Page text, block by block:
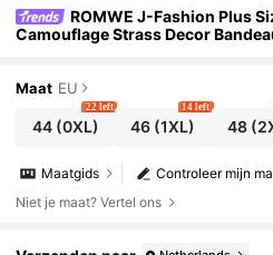
ROMWE J-Fashion Plus
Camouflage Strass Decor
Maat EU
44(0XL)
22 left
46 (1XL)
14 left
48
Controleer mijn
Maatgids
Niet je maat? Vertel ons